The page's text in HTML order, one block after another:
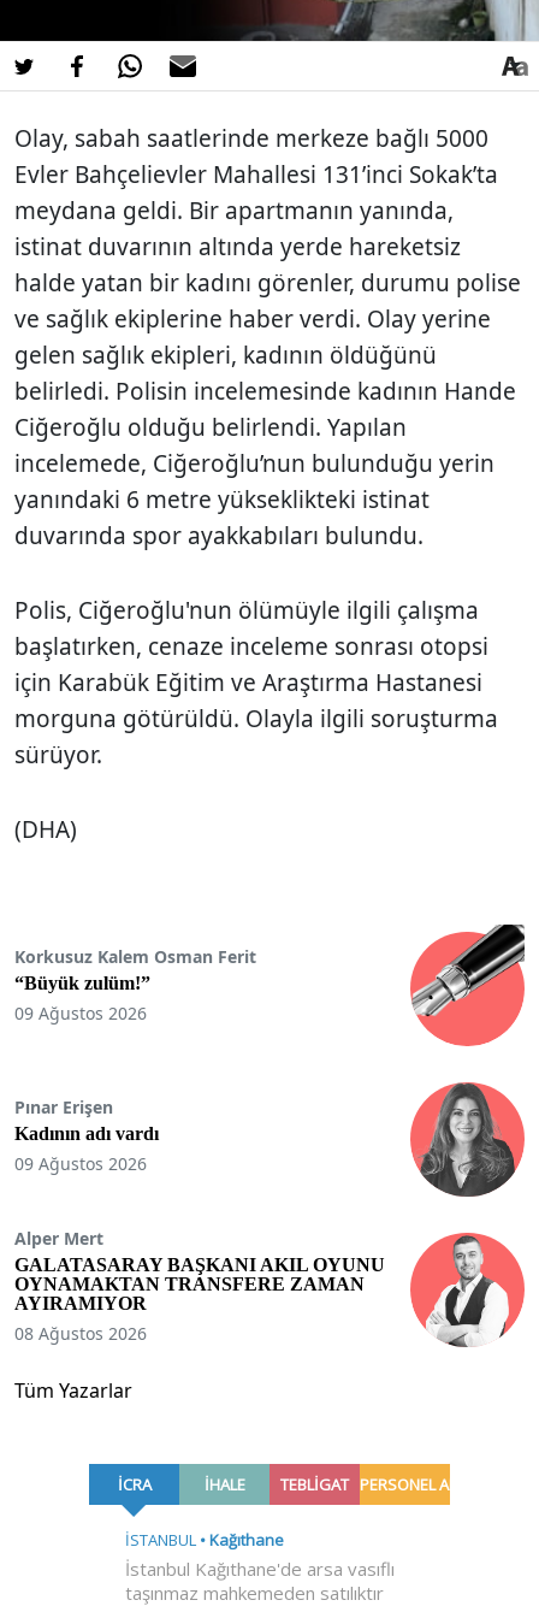
Olay, sabah saatlerinde merkeze bağlı 5000
Evler Bahçelievler Mahallesi 131’inci Sokak’ta
meydana geldi. Bir apartmanın yanında,
istinat duvarının altında yerde hareketsiz
halde yatan bir kadını görenler, durumu polise
ve sağlık ekiplerine haber verdi. Olay yerine
gelen sağlık ekipleri, kadının öldüğünü
belirledi. Polisin incelemesinde kadının Hande
Ciğeroğlu olduğu belirlendi. Yapılan
incelemede, Ciğeroğlu’nun bulunduğu yerin
yanındaki 6 metre yükseklikteki istinat
duvarında spor ayakkabıları bulundu.
Polis, Ciğeroğlu'nun ölümüyle ilgili çalışma
başlatırken, cenaze inceleme sonrası otopsi
için Karabük Eğitim ve Araştırma Hastanesi
morguna götürüldü. Olayla ilgili soruşturma
sürüyor.
(DHA)
Korkusuz Kalem Osman Ferit
“Büyük zulüm!”
09 Ağustos 2026
Pınar Erişen
Kadının adı vardı
09 Ağustos 2026
Alper Mert
GALATASARAY BAŞKANI AKIL OYUNU
OYNAMAKTAN TRANSFERE ZAMAN
AYIRAMIYOR
08 Ağustos 2026
Tüm Yazarlar